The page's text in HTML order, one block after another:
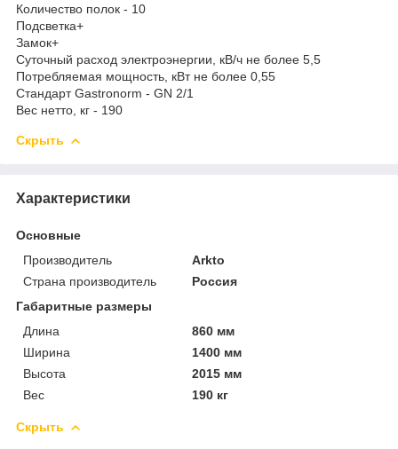
Количество полок - 10
Подсветка+
Замок+
Суточный расход электроэнергии, кВ/ч не более 5,5
Потребляемая мощность, кВт не более 0,55
Стандарт Gastronorm - GN 2/1
Вес нетто, кг - 190
Скрыть
Характеристики
Основные
Производитель
Arkto
Страна производитель
Россия
Габаритные размеры
Длина
860 мм
Ширина
1400 мм
Высота
2015 мм
Вес
190 кг
Скрыть